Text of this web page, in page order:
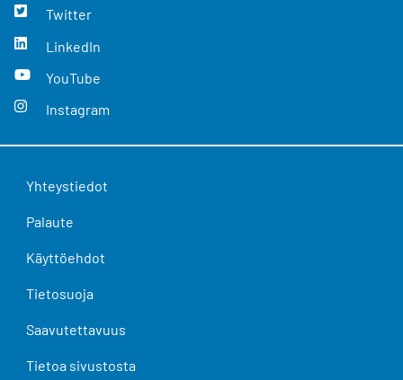
Twitter
LinkedIn
YouTube
Instagram
Yhteystiedot
Palaute
Käyttöehdot
Tietosuoja
Saavutettavuus
Tietoa sivustosta